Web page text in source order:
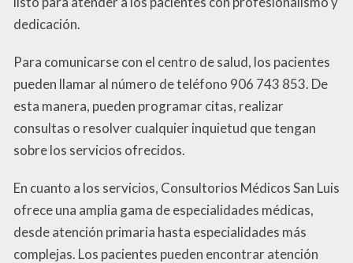
dedicación.
Para comunicarse con el centro de salud, los pacientes
pueden llamar al número de teléfono 906 743 853. De
esta manera, pueden programar citas, realizar
consultas o resolver cualquier inquietud que tengan
sobre los servicios ofrecidos.
En cuanto a los servicios, Consultorios Médicos San Luis
ofrece una amplia gama de especialidades médicas,
desde atención primaria hasta especialidades más
complejas. Los pacientes pueden encontrar atención